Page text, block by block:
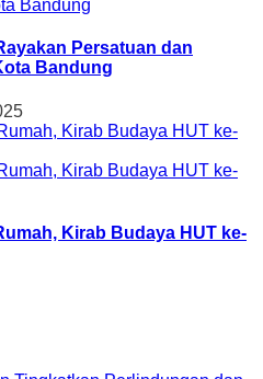
Persatuan dan
Bandung
Kirab Budaya HUT ke-